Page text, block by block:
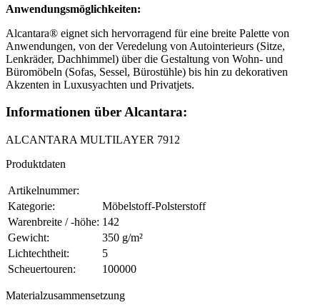
Anwendungsmöglichkeiten:
Alcantara® eignet sich hervorragend für eine breite Palette von
Anwendungen, von der Veredelung von Autointerieurs (Sitze,
Lenkräder, Dachhimmel) über die Gestaltung von Wohn- und
Büromöbeln (Sofas, Sessel, Bürostühle) bis hin zu dekorativen
Akzenten in Luxusyachten und Privatjets.
Informationen über Alcantara:
ALCANTARA MULTILAYER 7912
Produktdaten
Artikelnummer:
Kategorie:
Möbelstoff-Polsterstoff
Warenbreite / -höhe: 142
Gewicht:
350 g/m²
Lichtechtheit:
5
Scheuertouren:
100000
Materialzusammensetzung